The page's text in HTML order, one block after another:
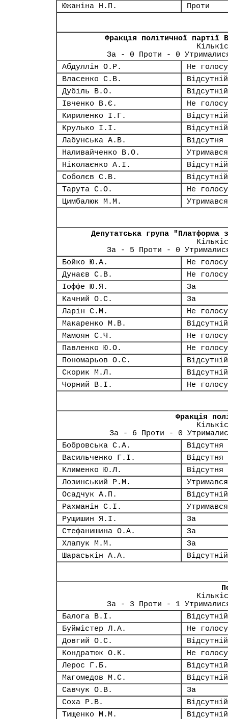
Южаніна Н.П. Проти
Фракція політичної партії
За - 0 Проти - 0
Абдуллін О.Р.
Не
Власенко С.В.
Відсутній
Дубіль В.О.
Відсутній
Івченко В.Є.
Не
Кириленко І.Г.
Відсутній
Крулько І.І.
Відсутній
Лабунська А.В.
Відсутня
Наливайченко В.О.
Утримався
Ніколаєнко А.І.
Відсутній
Соболєв С.В.
Відсутній
Тарута С.О.
Не
Цимбалюк М.М.
Утримався
Депутатська група
За - 5 Проти - 0
Бойко Ю.А.
Не
Дунаєв С.В.
Не
Іоффе Ю.Я.
За
Качний О.С.
За
Ларін С.М.
Не
Макаренко М.В.
Відсутній
Мамоян С.Ч.
Не
Павленко Ю.О.
Не
Пономарьов О.С.
Відсутній
Скорик М.Л.
Відсутній
Чорний В.І.
Не
Фракція
За - 6 Проти - 0
Бобровська С.А.
Відсутня
Васильченко Г.І.
Відсутня
Клименко Ю.Л.
Відсутня
Лозинський Р.М.
Утримався
Осадчук А.П.
Відсутній
Рахманін С.І.
Утримався
Рущишин Я.І.
За
Стефанишина О.А.
За
Хлапук М.М.
За
Шараськін А.А.
Відсутній
За - 3 Проти - 1
Балога В.І.
Відсутній
Буймістер Л.А.
Не
Довгий О.С.
Відсутній
Кондратюк О.К.
Не
Лерос Г.Б.
Відсутній
Магомедов М.С.
Відсутній
Савчук О.В.
За
Соха Р.В.
Відсутній
Тищенко М.М.
Відсутній